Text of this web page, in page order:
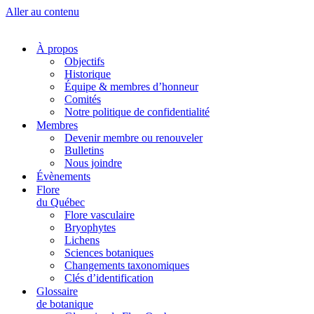
Aller au contenu
À propos
Objectifs
Historique
Équipe & membres d’honneur
Comités
Notre politique de confidentialité
Membres
Devenir membre ou renouveler
Bulletins
Nous joindre
Évènements
Flore
du Québec
Flore vasculaire
Bryophytes
Lichens
Sciences botaniques
Changements taxonomiques
Clés d’identification
Glossaire
de botanique